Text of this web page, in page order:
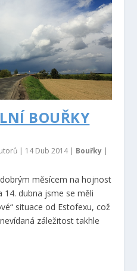
BOUŘKY
| 14 Dub 2014| Bouřky |
měsícem na hojnost
dubna jsme se měli
situace od Estofexu, což
záležitost takhle